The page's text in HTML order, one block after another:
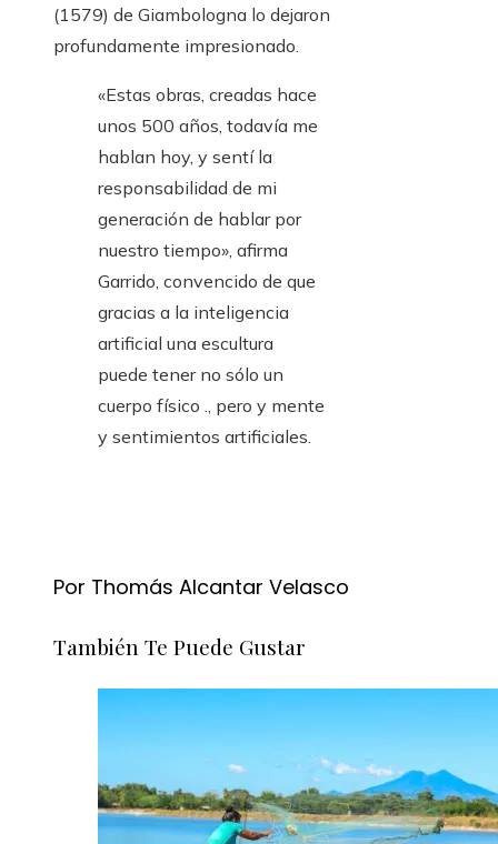
(1579) de Giambologna lo dejaron
profundamente impresionado.
«Estas obras, creadas hace
unos 500 años, todavía me
hablan hoy, y sentí la
responsabilidad de mi
generación de hablar por
nuestro tiempo», afirma
Garrido, convencido de que
gracias a la inteligencia
artificial una escultura
puede tener no sólo un
cuerpo físico ., pero y mente
y sentimientos artificiales.
Por Thomás Alcantar Velasco
También Te Puede Gustar